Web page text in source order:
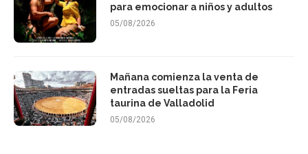
para emocionar a niños y adultos
05/08/2026
Mañana comienza la venta de
entradas sueltas para la Feria
taurina de Valladolid
05/08/2026